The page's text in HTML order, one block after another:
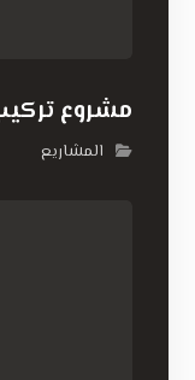
مشروع
المشاريع